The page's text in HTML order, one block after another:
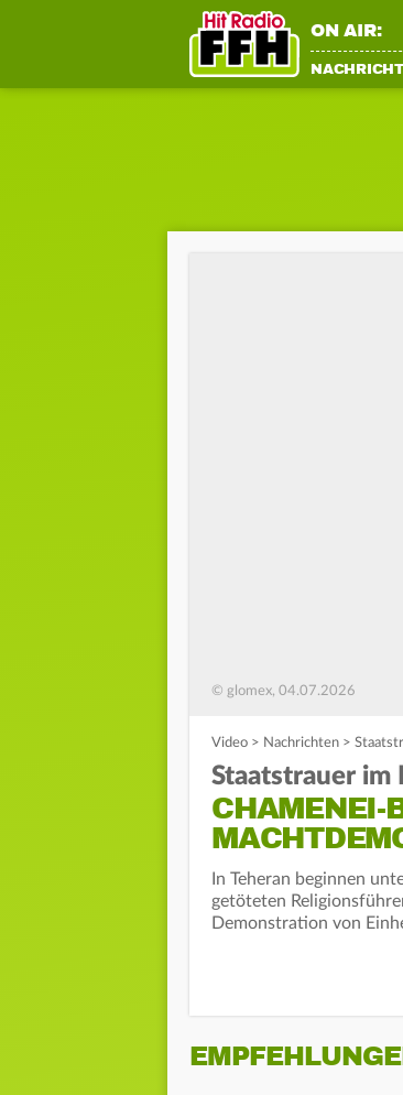
ON AIR:
© glomex, 04.07.2026
Video > Nachrichten >
Staatstrauer im
CHAMENEI-
In Teheran beginnen
getöteten
Demonstration von